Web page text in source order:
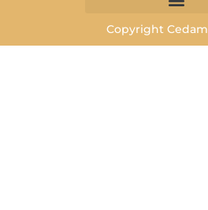
Copyright Cedam